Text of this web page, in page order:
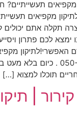
תעשייתיים?
מקפיאים
תקלה אתם יכולים
ימצא לכם פתרון
האפשרי!לתיקון
חייגו עכשיו 050-8111333 .
תוכלו למצוא […]
|